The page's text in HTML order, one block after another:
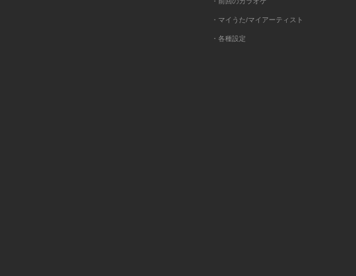
・マイうた/マイアーティスト
・各種設定